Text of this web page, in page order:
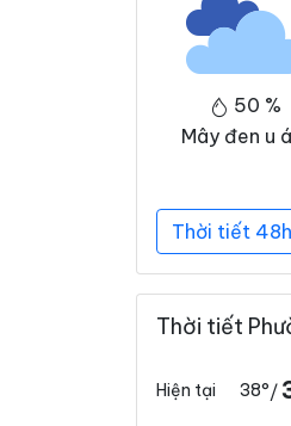
50 %
Mây đen u
Thời tiết 48h
Thời tiết
Hiện tại 38°/